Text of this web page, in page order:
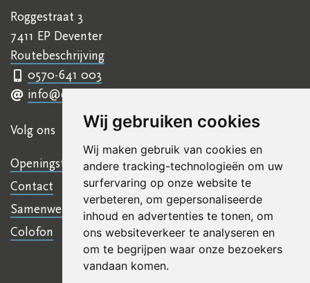
Wij gebruiken cookies
Wij maken gebruik van cookies en
andere tracking-technologieën om uw
surfervaring op onze website te
verbeteren, om gepersonaliseerde
inhoud en advertenties te tonen, om
ons websiteverkeer te analyseren en
om te begrijpen waar onze bezoekers
vandaan komen.
Roggestraat 3
7411 EP Deventer
Routebeschrijving
0570-641 003
info@ettyhillesumcentrum.nl
Volg ons
Openingstijden
Contact
Samenwerkingen
Colofon